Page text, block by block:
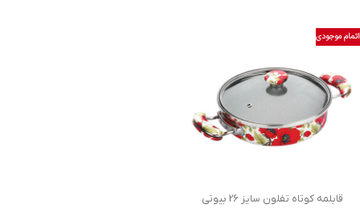
اتمام موجودی
قابلمه کوتاه تفلون سایز 26 بیوتی